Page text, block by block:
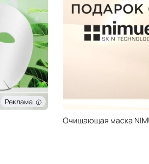
Реклама
Очищающая маска